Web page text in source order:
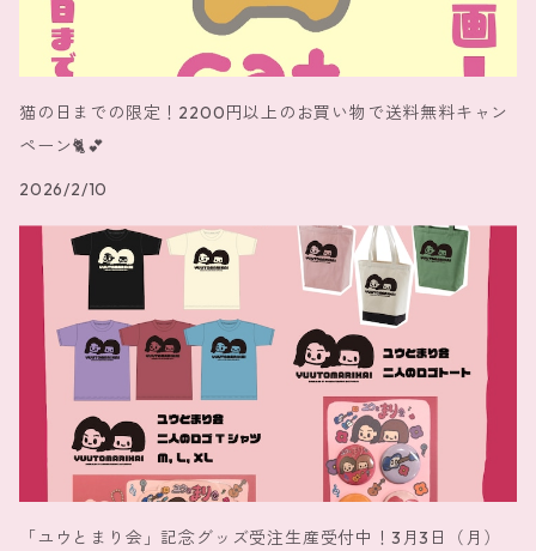
猫の日までの限定！2200円以上のお買い物で送料無料キャン
ペーン🐈️💕
2026/2/10
「ユウとまり会」記念グッズ受注生産受付中！3月3日（月）